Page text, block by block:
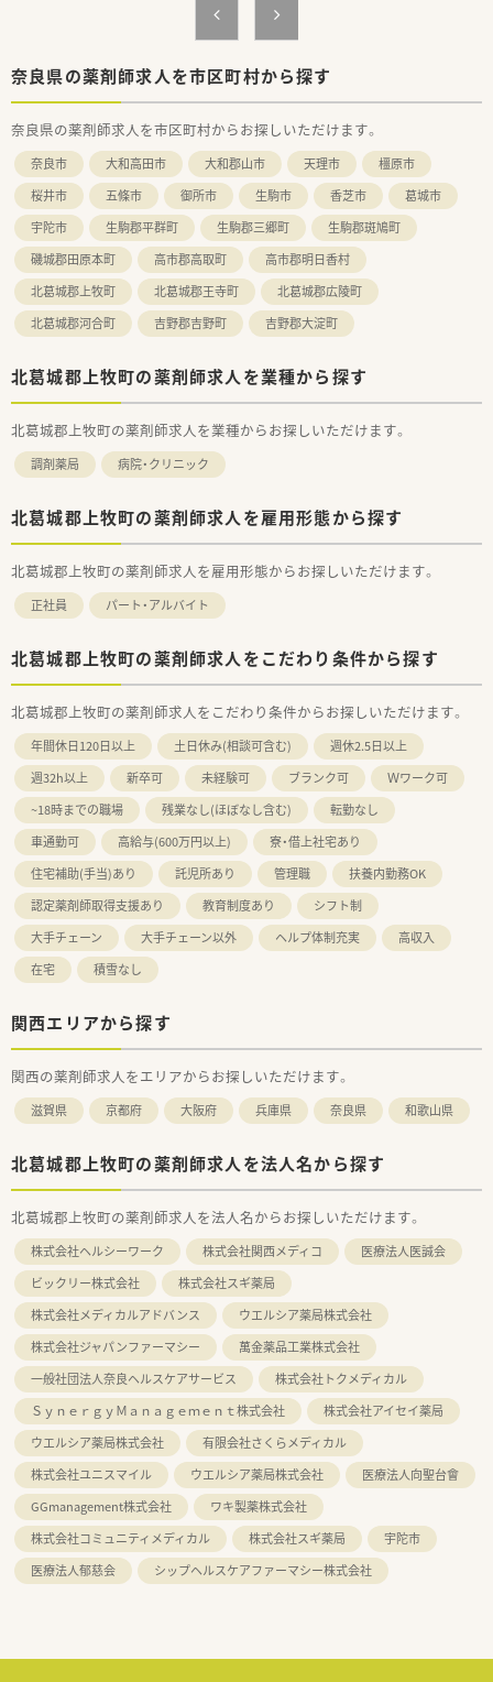
■経験を活かしてさらに幅広い業務に携わりたいとお考えの方
■ワークライフバランスを整えたい方
奈良県の薬剤師求人を市区町村から探す
奈良県の薬剤師求人を市区町村からお探しいただけます。
奈良市 大和高田市 大和郡山市 天理市
橿原市
桜井市
五條市 御所市 生駒市 香芝市
葛城市
宇陀市
生駒郡平群町 生駒郡三郷町
生駒郡斑鳩町
磯城郡田原本町
高市郡高取町
高市郡明日香村
北葛城郡上牧町
北葛城郡王寺町
北葛城郡広陵町
北葛城郡河合町
吉野郡吉野町 吉野郡大淀町
北葛城郡上牧町の薬剤師求人を業種から探す
北葛城郡上牧町の薬剤師求人を業種からお探しいただけます。
調剤薬局 病院・クリニック
北葛城郡上牧町の薬剤師求人を雇用形態から探す
北葛城郡上牧町の薬剤師求人を雇用形態からお探しいただけます。
正社員 パート・アルバイト
北葛城郡上牧町の薬剤師求人をこだわり条件から探す
北葛城郡上牧町の薬剤師求人をこだわり条件からお探しいただけます。
年間休日120日以上 土日休み(相談可含む)
週休2.5日以上
週32h以上
新卒可 未経験可 ブランク可
Ｗワーク可
~18時までの職場
残業なし(ほぼなし含む)
転勤なし
車通勤可
高給与(600万円以上)
寮・借上社宅あり
住宅補助(手当)あり
託児所あり 管理職
扶養内勤務OK
認定薬剤師取得支援あり
教育制度あり
シフト制
大手チェーン
大手チェーン以外 ヘルプ体制充実
高収入
在宅
積雪なし
関西エリアから探す
関西の薬剤師求人をエリアからお探しいただけます。
滋賀県 京都府 大阪府 兵庫県 奈良県 和歌山県
北葛城郡上牧町の薬剤師求人を法人名から探す
北葛城郡上牧町の薬剤師求人を法人名からお探しいただけます。
株式会社ヘルシーワーク 株式会社関西メディコ
医療法人医誠会
ビックリー株式会社
株式会社スギ薬局
株式会社メディカルアドバンス
ウエルシア薬局株式会社
株式会社ジャパンファーマシー
萬金薬品工業株式会社
一般社団法人奈良ヘルスケアサービス
株式会社トクメディカル
ＳｙｎｅｒｇｙＭａｎａｇｅｍｅｎｔ株式会社
株式会社アイセイ薬局
ウエルシア薬局株式会社
有限会社さくらメディカル
株式会社ユニスマイル
ウエルシア薬局株式会社
医療法人向聖台會
GGmanagement株式会社
ワキ製薬株式会社
株式会社コミュニティメディカル
株式会社スギ薬局
宇陀市
医療法人郁慈会
シップヘルスケアファーマシー株式会社